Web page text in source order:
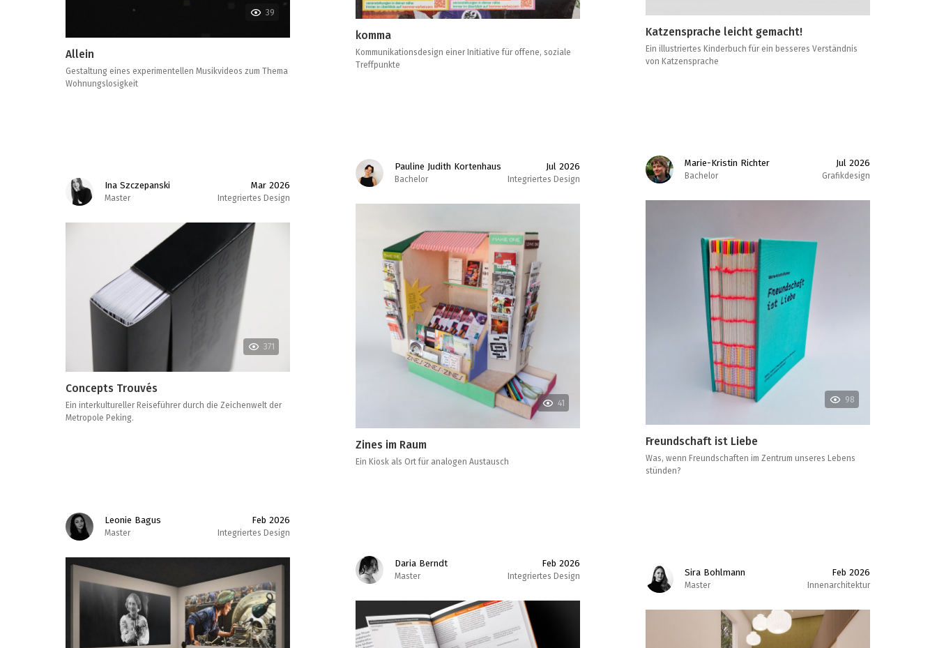
Katzensprache leicht gemacht!
Ein illustriertes Kinderbuch für ein besseres Verständnis
von Katzensprache
39
Allein
Gestaltung eines experimentellen Musikvideos zum Thema
Wohnungslosigkeit
komma
Kommunikationsdesign einer Initiative für offene, soziale
Treffpunkte
Marie-Kristin Richter
Bachelor
Jul 2026
Grafikdesign
98
Freundschaft ist Liebe
Was, wenn Freundschaften im Zentrum unseres Lebens
stünden?
Pauline Judith Kortenhaus
Bachelor
Jul 2026
Integriertes Design
41
Zines im Raum
Ein Kiosk als Ort für analogen Austausch
Ina Szczepanski
Master
Mar 2026
Integriertes Design
371
Concepts Trouvés
Ein interkultureller Reiseführer durch die Zeichenwelt der
Metropole Peking.
Leonie Bagus
Master
Feb 2026
Integriertes Design
Daria Berndt
Master
Feb 2026
Integriertes Design Sira Bohlmann
Master
Feb 2026
Innenarchitektur